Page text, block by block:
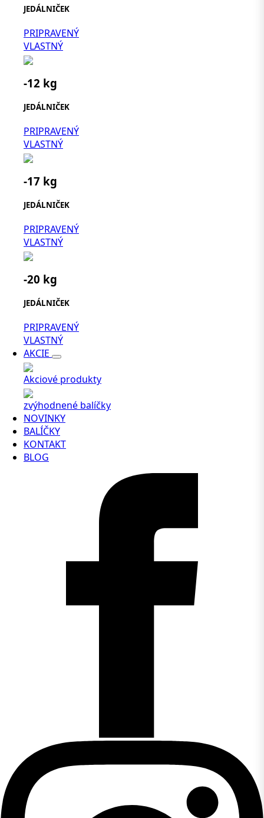
JEDÁLNIČEK
PRIPRAVENÝ
VLASTNÝ
-12 kg
JEDÁLNIČEK
PRIPRAVENÝ
VLASTNÝ
-17 kg
JEDÁLNIČEK
PRIPRAVENÝ
VLASTNÝ
-20 kg
JEDÁLNIČEK
PRIPRAVENÝ
VLASTNÝ
AKCIE
Akciové produkty
zvýhodnené balíčky
NOVINKY
BALÍČKY
KONTAKT
BLOG